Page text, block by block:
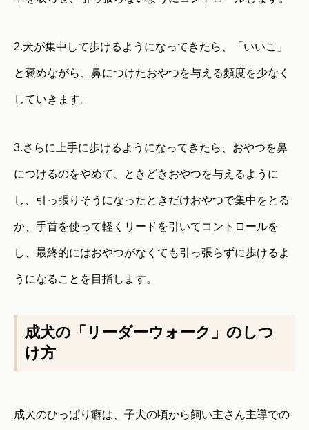
2.犬が集中して歩けるようになってきたら、「いいこ」
と褒めながら、鼻につけたおやつを与える頻度を少なく
していきます。
3.さらに上手に歩けるようになってきたら、おやつを鼻
につけるのをやめて、ときどきおやつを与えるように
し、引っ張りそうになったときだけおやつで集中をとる
か、手首を使って軽くリードを引いてコントロールを
し、最終的にはおやつがなくても引っ張らずに歩けるよ
うになることを目指します。
成犬の「リーダーウォーク」のしつ
け方
成犬のひっぱり癖は、子犬の頃から飼い主さん主導での